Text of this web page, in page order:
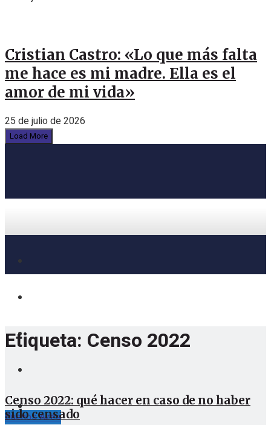
Cristian Castro: «Lo que más falta
me hace es mi madre. Ella es el
amor de mi vida»
25 de julio de 2026
Load More
Buenos Aires
Etiqueta: Censo 2022
Censo 2022: qué hacer en caso de no haber
sido censado